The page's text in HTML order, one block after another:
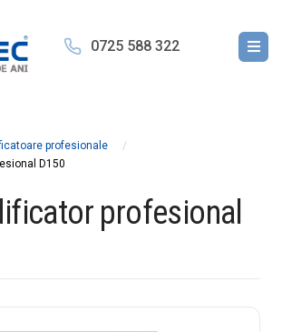
0725 588 322
profesionale
D150
profesional